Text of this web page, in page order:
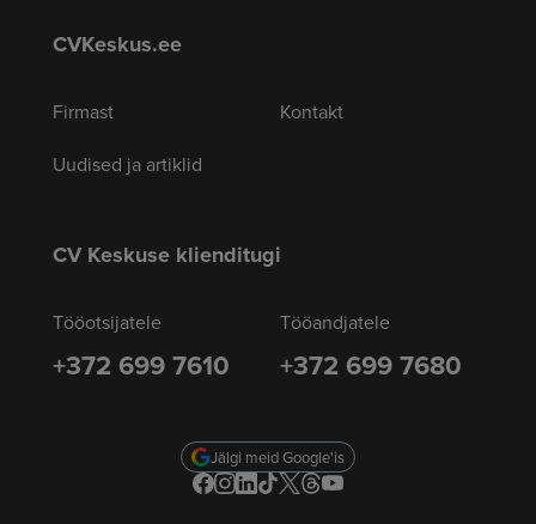
CVKeskus.ee
Firmast
Uudised ja artiklid
Kontakt
CV Keskuse klienditugi
Tööotsijatele
+372 699 7610
Tööandjatele
+372 699 7680
Jälgi meid Google'is